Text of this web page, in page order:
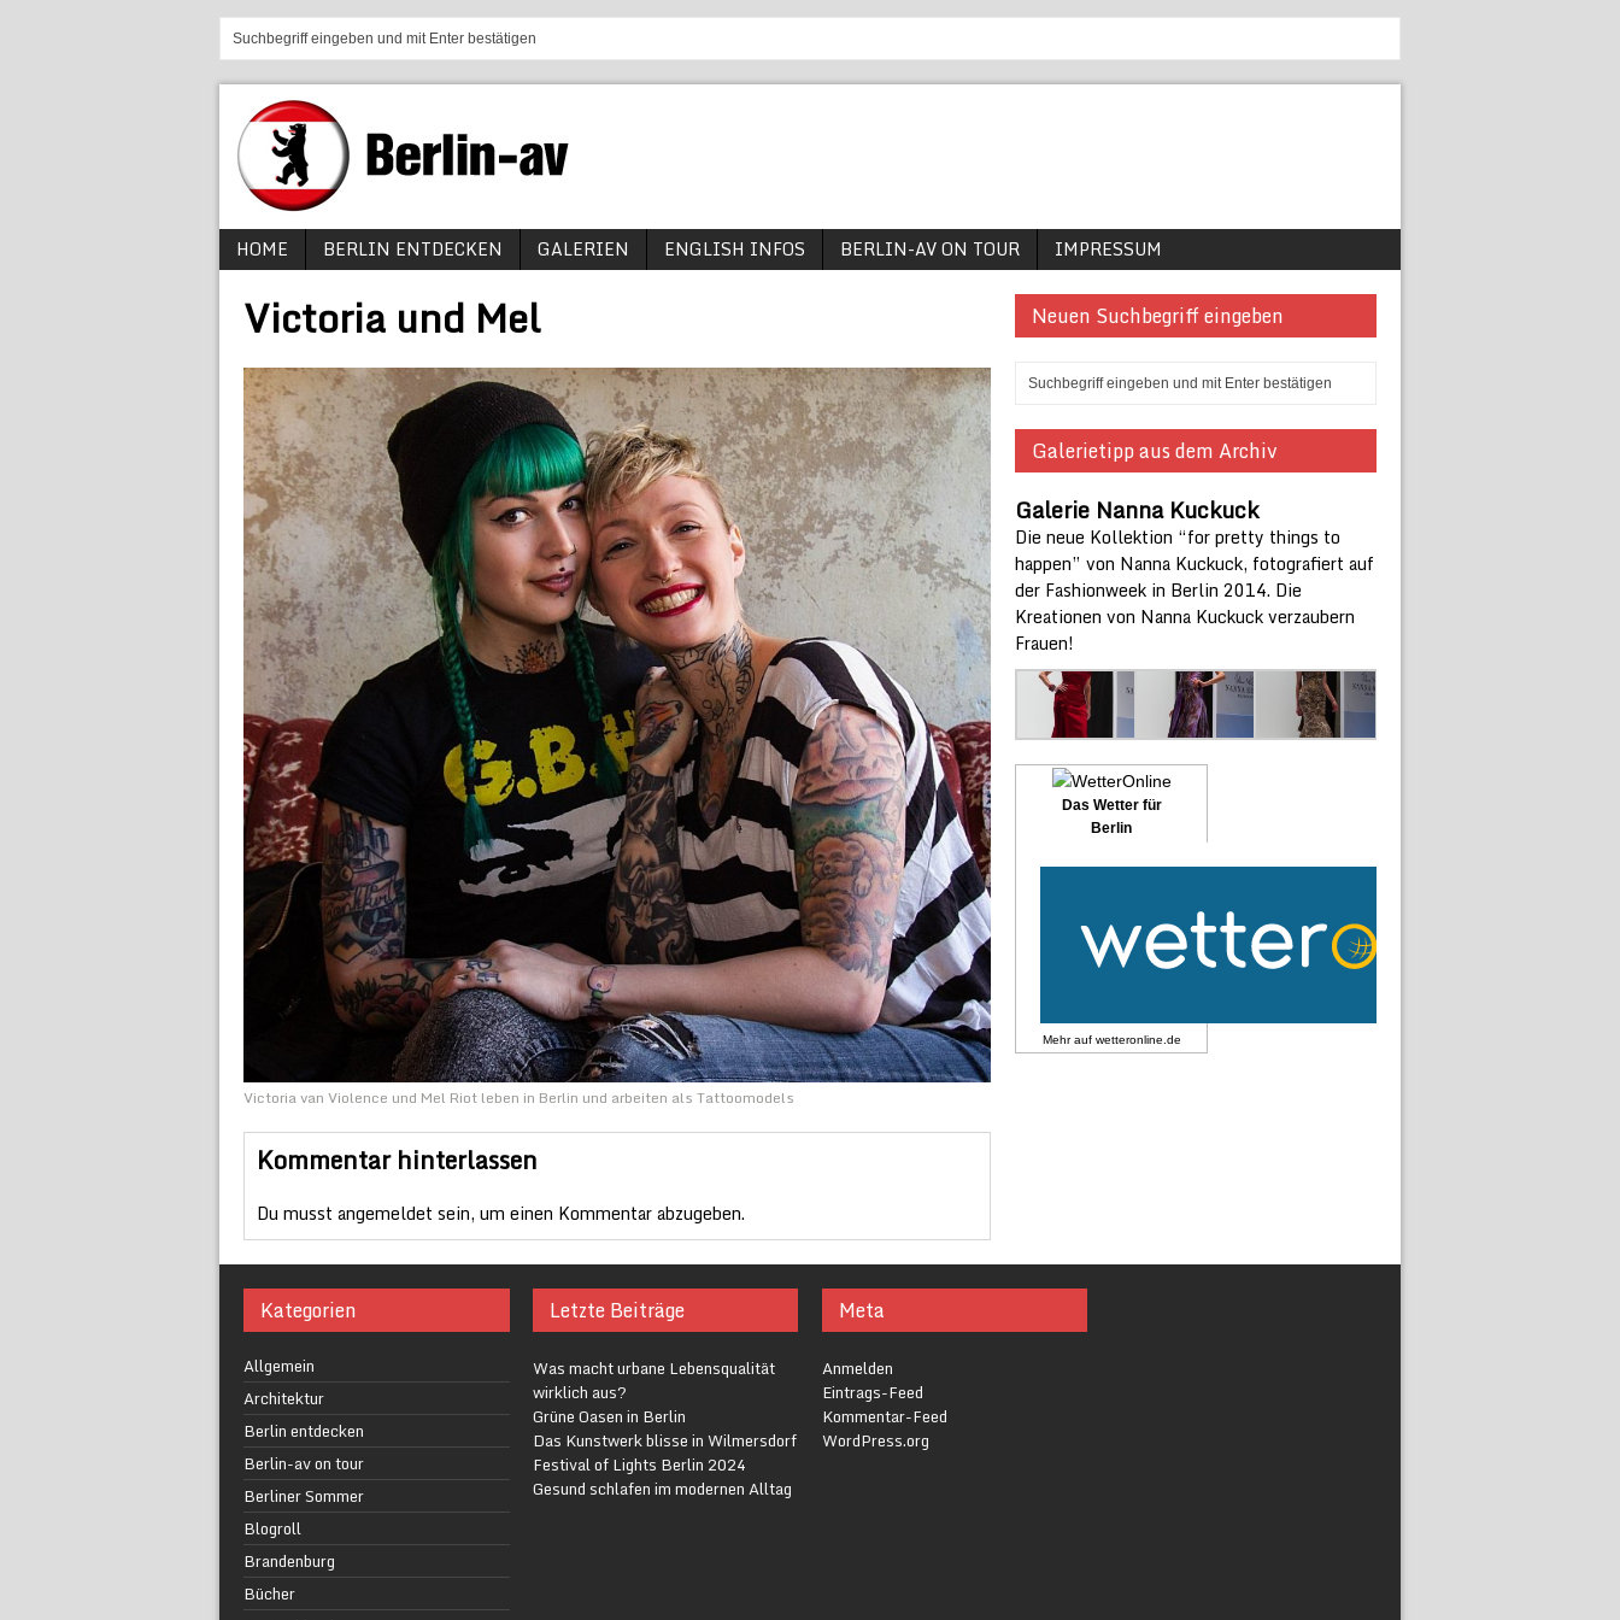
HOME BERLIN ENTDECKEN GALERIEN ENGLISH INFOS BERLIN-AV ON TOUR IMPRESSUM
Victoria und Mel
Victoria van Violence und Mel Riot leben in Berlin und arbeiten als Tattoomodels
Kommentar hinterlassen
Du musst angemeldet sein, um einen Kommentar abzugeben.
Neuen Suchbegriff eingeben
Galerietipp aus dem Archiv
Galerie Nanna Kuckuck
Die neue Kollektion “for pretty things to
happen” von Nanna Kuckuck, fotografiert auf
der Fashionweek in Berlin 2014. Die
Kreationen von Nanna Kuckuck verzaubern
Frauen!
Das Wetter für
Berlin
Mehr auf wetteronline.de
Kategorien
Allgemein
Architektur
Berlin entdecken
Berlin-av on tour
Berliner Sommer
Blogroll
Brandenburg
Bücher
Letzte Beiträge
Was macht urbane Lebensqualität
wirklich aus?
Grüne Oasen in Berlin
Das Kunstwerk blisse in Wilmersdorf
Festival of Lights Berlin 2024
Gesund schlafen im modernen Alltag
Meta
Anmelden
Eintrags-Feed
Kommentar-Feed
WordPress.org